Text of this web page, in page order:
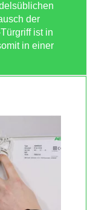
der
ist in
in einer